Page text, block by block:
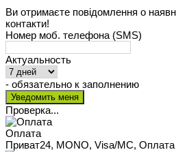
Ви отримаєте повідомлення о
контакти!
Номер моб. телефона (SMS)
Актуальность
- обязательно к заполнению
Проверка...
Оплата
Приват24, MONO, Visa/MC, Оплата